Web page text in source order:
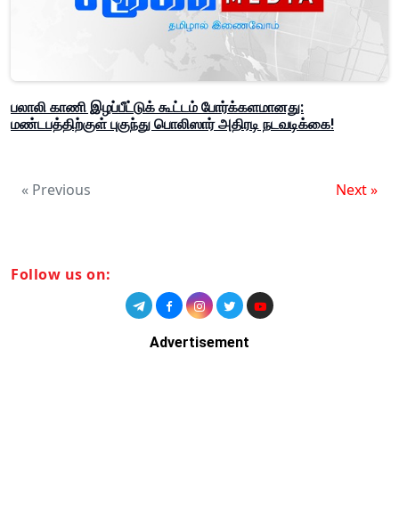
பலாலி காணி இழப்பீட்டுக் கூட்டம் போர்க்களமானது:
மண்டபத்திற்குள் புகுந்து பொலிஸார் அதிரடி நடவடிக்கை!
« Previous Next »
Follow us on:
Advertisement